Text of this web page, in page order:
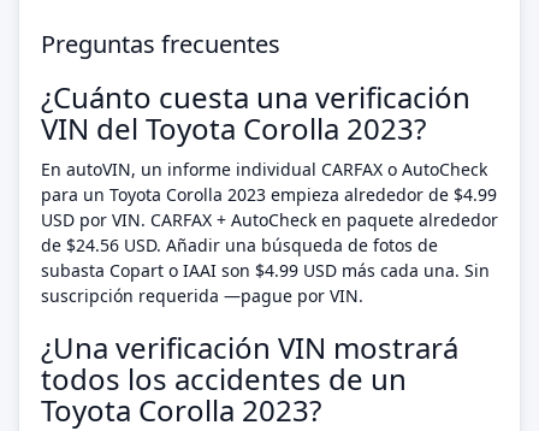
Preguntas frecuentes
¿Cuánto cuesta una verificación
VIN del Toyota Corolla 2023?
En autoVIN, un informe individual CARFAX o AutoCheck
para un Toyota Corolla 2023 empieza alrededor de $4.99
USD por VIN. CARFAX + AutoCheck en paquete alrededor
de $24.56 USD. Añadir una búsqueda de fotos de
subasta Copart o IAAI son $4.99 USD más cada una. Sin
suscripción requerida —pague por VIN.
¿Una verificación VIN mostrará
todos los accidentes de un
Toyota Corolla 2023?